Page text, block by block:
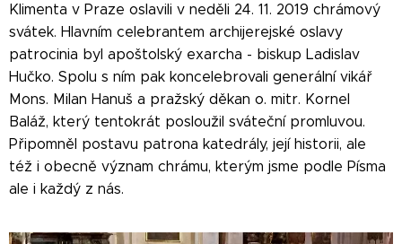
Klimenta v Praze oslavili v neděli 24. 11. 2019 chrámový
svátek. Hlavním celebrantem archijerejské oslavy
patrocinia byl apoštolský exarcha - biskup Ladislav
Hučko. Spolu s ním pak koncelebrovali generální vikář
Mons. Milan Hanuš a pražský děkan o. mitr. Kornel
Baláž, který tentokrát posloužil sváteční promluvou.
Připomněl postavu patrona katedrály, její historii, ale
též i obecně význam chrámu, kterým jsme podle Písma
ale i každý z nás.